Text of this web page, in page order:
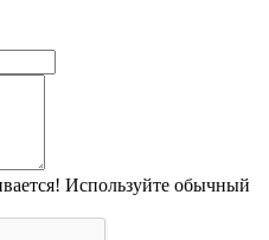
Используйте обычный